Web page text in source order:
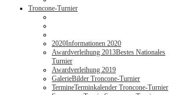
Troncone-Turnier
2020Informationen 2020
Awardverleihung 2013Bestes Nationales
Turnier
Awardverleihung 2019
GalerieBilder Troncone-Turnier
TermineTerminkalender Troncone-Turnier